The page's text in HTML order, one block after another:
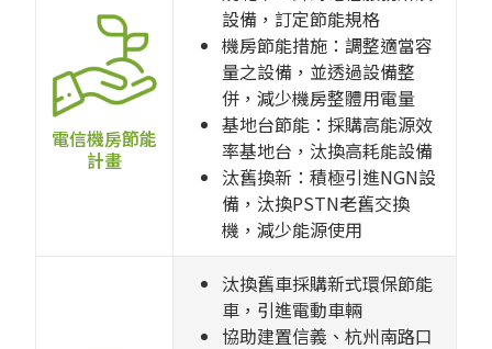
電信機房節能
計畫
設備，訂定節能規格
機房節能措施：調整適當容
量之設備，並透過設備整
併，減少機房整體用電量
基地台節能：採購高能源效
率基地台，汰換高耗能設備
汰舊換新：積極引進NGN設
備，汰換PSTN老舊交換
機，減少能源使用
汰換舊車採購新式環保節能
車，引進電動車輛
協助建置信義、杭州南路口